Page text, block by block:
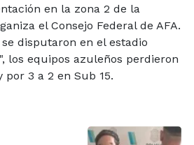
en la zona 2 de la
el Consejo Federal de AFA.
disputaron en el estadio
los equipos azuleños perdieron
por 3 a 2 en Sub 15.